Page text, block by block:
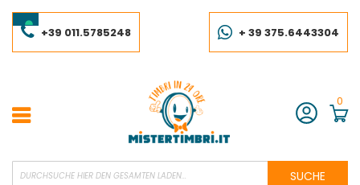
to
Content+39 011.5785248 + 39 375.6443304
Konto
0
SUCHE